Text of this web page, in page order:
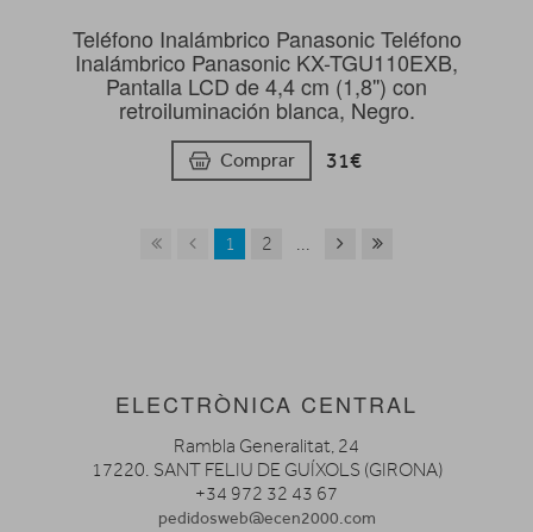
Teléfono Inalámbrico Panasonic Teléfono
Inalámbrico Panasonic KX-TGU110EXB,
Pantalla LCD de 4,4 cm (1,8'') con
retroiluminación blanca, Negro.
Comprar 31€
1 2 ...
ELECTRÒNICA CENTRAL
Rambla Generalitat, 24
17220. SANT FELIU DE GUÍXOLS (GIRONA)
+34 972 32 43 67
pedidosweb@ecen2000.com